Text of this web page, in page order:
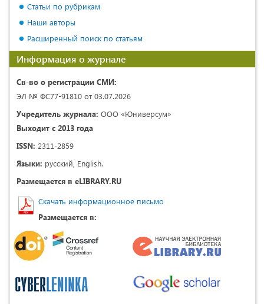
Статьи по рубрикам
Наши авторы
Расширенный поиск по статьям
Информация о журнале
Св-во о регистрации СМИ:
ЭЛ № ФС77-91810 от 03.07.2026
Учредитель журнала: ООО «Юниверсум»
Выходит с 2013 года
ISSN: 2311-2859
Языки: русский, English.
Размещается в eLIBRARY.RU
Скачать информационное письмо
Размещается в: